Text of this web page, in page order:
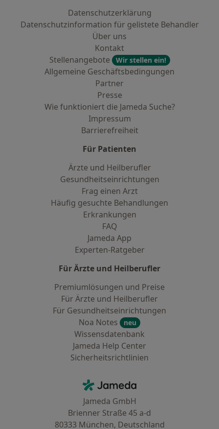
Datenschutzerklärung
Datenschutzinformation für gelistete Behandler
Über uns
Kontakt
Stellenangebote
Wir stellen ein!
Allgemeine Geschäftsbedingungen
Partner
Presse
Wie funktioniert die Jameda Suche?
Impressum
Barrierefreiheit
Für Patienten
Ärzte und Heilberufler
Gesundheitseinrichtungen
Frag einen Arzt
Häufig gesuchte Behandlungen
Erkrankungen
FAQ
Jameda App
Experten-Ratgeber
Für Ärzte und Heilberufler
Premiumlösungen und Preise
Für Ärzte und Heilberufler
Für Gesundheitseinrichtungen
Noa Notes
neu
Wissensdatenbank
Jameda Help Center
Sicherheitsrichtlinien
Jameda - Startseite
Jameda GmbH
Brienner Straße 45 a-d
80333 München, Deutschland